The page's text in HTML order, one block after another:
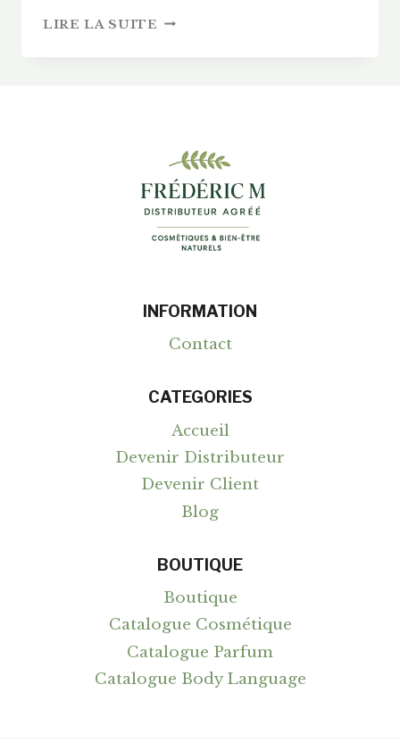
LIRE LA SUITE AVIS
« ROUGE
INTENSE »
ET
L’ORGUE
À
PARFUMS
INFORMATION
Contact
CATEGORIES
Accueil
Devenir Distributeur
Devenir Client
Blog
BOUTIQUE
Boutique
Catalogue Cosmétique
Catalogue Parfum
Catalogue Body Language